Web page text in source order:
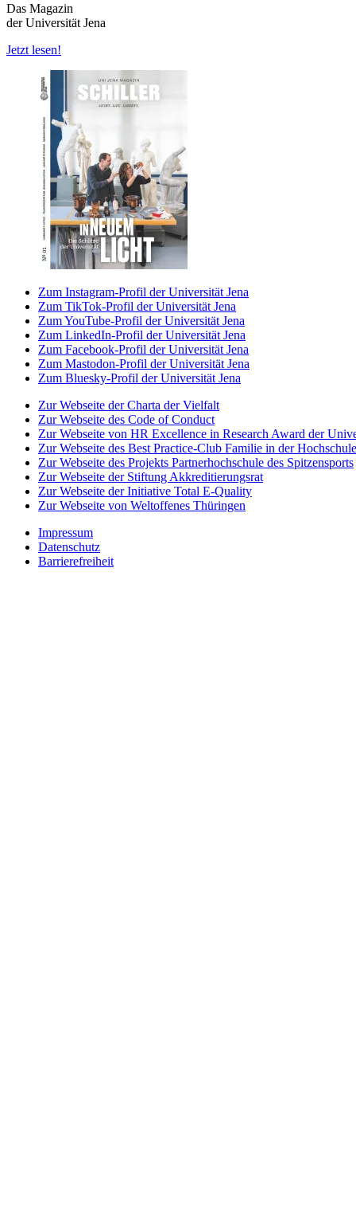
Das Magazin
der Universität Jena
Jetzt lesen!
Zum Instagram-Profil der Universität Jena
Zum TikTok-Profil der Universität Jena
Zum YouTube-Profil der Universität Jena
Zum LinkedIn-Profil der Universität Jena
Zum Facebook-Profil der Universität Jena
Zum Mastodon-Profil der Universität Jena
Zum Bluesky-Profil der Universität Jena
Zur Webseite der Charta der Vielfalt
Zur Webseite des Code of Conduct
Zur Webseite von HR Excellence in Research Award der
Zur Webseite des Best Practice-Club Familie in der Hochschule
Zur Webseite des Projekts Partnerhochschule des Spitzensports
Zur Webseite der Stiftung Akkreditierungsrat
Zur Webseite der Initiative Total E-Quality
Zur Webseite von Weltoffenes Thüringen
Impressum
Datenschutz
Barrierefreiheit